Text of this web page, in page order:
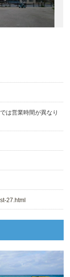
は営業時間が異なり
27.html